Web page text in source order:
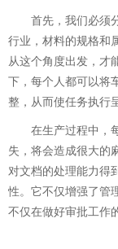
首先，我们必须
行业，材料的规格和
从这个角度出发，才
下，每个人都可以将
整，从而使任务执行
在生产过程中，
失，将会造成很大的
对文档的处理能力得
性。它不仅增强了管
不仅在做好审批工作